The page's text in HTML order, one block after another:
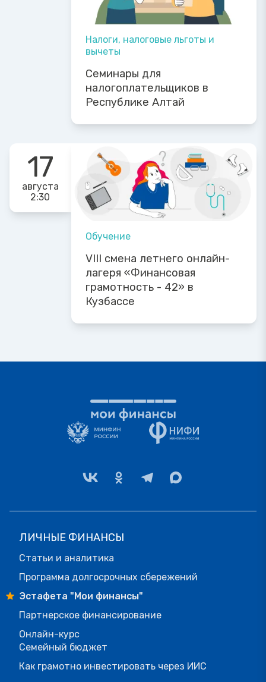
Налоги, налоговые льготы и
вычеты
Семинары для
налогоплательщиков в
Республике Алтай
17
августа
2:30
Обучение
VIII смена летнего онлайн-
лагеря «Финансовая
грамотность - 42» в
Кузбассе
ЛИЧНЫЕ ФИНАНСЫ
Статьи и аналитика
Программа долгосрочных сбережений
Эстафета "Мои финансы"
Партнерское финансирование
Онлайн-курс
Семейный бюджет
Как грамотно инвестировать через ИИС